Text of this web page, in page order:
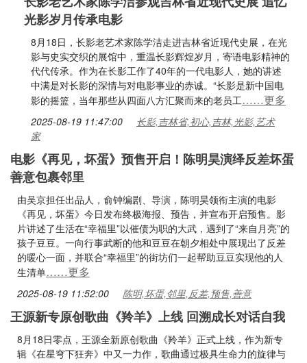
光影岁月传承电影
8月18日，长影老艺术家陈学洁走进吉林省近现代史展，在光
影与史实交织的展馆中，重温长影辉煌岁月，寄语电影精神的
代代传承。作为在长影工作了40年的一代电影人，她的讲述
中满是对长影的深情与对电影事业的赤诚。“长影是新中国电
影的摇篮，当年那些从四面八方汇聚而来的老员工……更多
2025-08-19 11:47:00
长影,吉林省,初心,吉林,光影,艺术
家
电影《再见，坏蛋》预售开启！陈明昊演绎反差坏蛋
善意包裹邻里
由吴京担任出品人，俞钟编剧、导演，陈明昊领衔主演的电影
《再见，坏蛋》今日发布终极海报、预告，并宣布开启预售。影
片讲述了生活在“幸福里”以催债为职的大武，遇到了“来自月亮”的
孩子豆豆。一向行事武断的他和豆豆在朝夕相处中展现出了反差
的暖心一面，并联合“幸福里”的街坊们一起帮助豆豆实现他的人
生清单……更多
2025-08-19 11:52:00 陈明,坏蛋,邻里,反差,预售,善意
王源新专原创歌曲《羚羊》上线 回溯成长对话自我
8月18日零点，王源全新原创歌曲《羚羊》正式上线，作为新专
辑《在星穹下狂奔》中又一力作，歌曲通过极具生命力的旋律与